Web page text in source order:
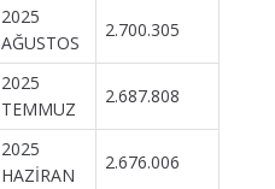
2025
AĞUSTOS
2.700.305
2025
TEMMUZ
2.687.808
2025
HAZİRAN
2.676.006